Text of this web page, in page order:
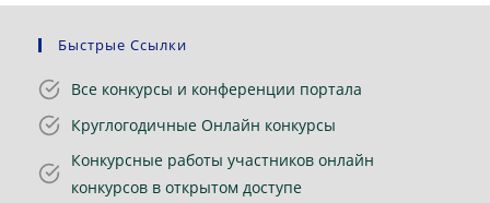
Быстрые Ссылки
Все конкурсы и конференции портала
Круглогодичные Онлайн конкурсы
Конкурсные работы участников онлайн
конкурсов в открытом доступе